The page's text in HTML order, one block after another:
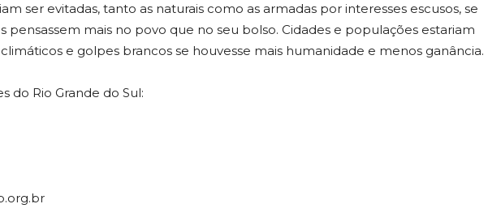
ser evitadas, tanto as naturais como as armadas por interesses escusos, se
mais no povo que no seu bolso. Cidades e populações estariam
e golpes brancos se houvesse mais humanidade e menos ganância.
do Rio Grande do Sul: